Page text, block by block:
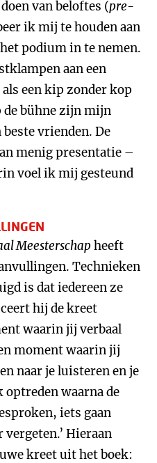
van beloftes (pre-
ik mij te houden aan
podium in te nemen.
aan een
een kip zonder kop
de bühne zijn mijn
vrienden. De
menig presentatie –
voel ik mij gesteund
Meesterschap heeft
Technieken
is dat iedereen ze
hij de kreet
waarin jij verbaal
moment waarin jij
naar je luisteren en je
optreden waarna de
iets gaan
Hieraan
kreet uit het boek: